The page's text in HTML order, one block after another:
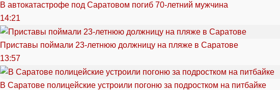
В автокатастрофе под Саратовом погиб 70-летний мужчина
14:21
Приставы поймали 23-летнюю должницу на пляже в Саратове
13:57
В Саратове полицейские устроили погоню за подростком на питбайке